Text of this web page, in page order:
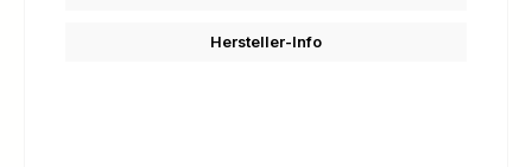
Hersteller-Info